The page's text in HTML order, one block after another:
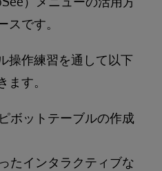
です。
操作練習を通して以下
す。
ボットテーブルの作成
たインタラクティブな